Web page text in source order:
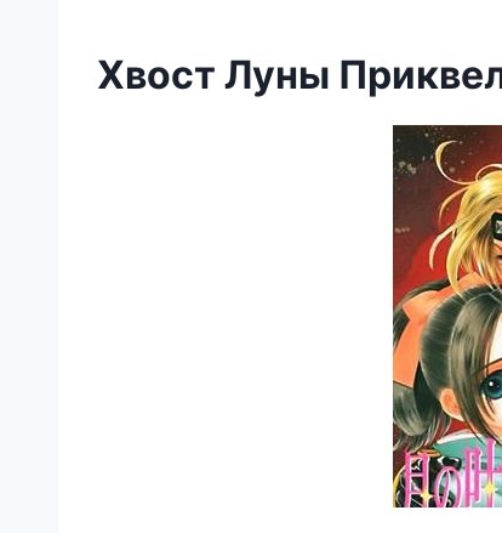
Хвост Луны